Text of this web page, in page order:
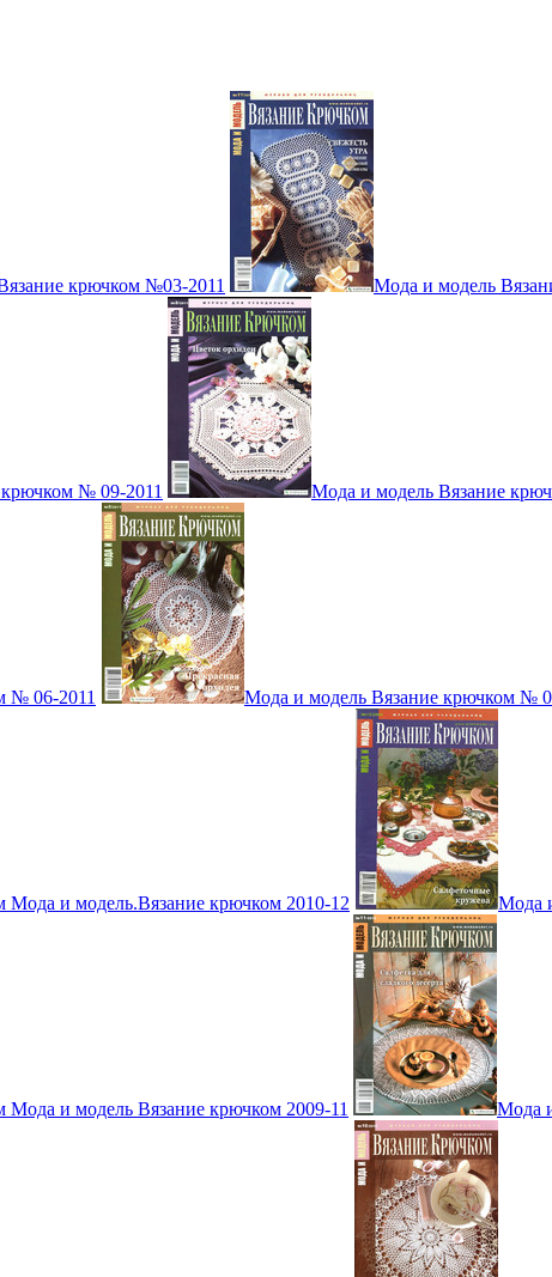
крючком №03-2011 Мода и модель
№ 09-2011 Мода и модель Вязание
№ 06-2011 Мода и модель Вязание крючком №
и модель.Вязание крючком 2010-12 Мода
и модель Вязание крючком 2009-11 Мода